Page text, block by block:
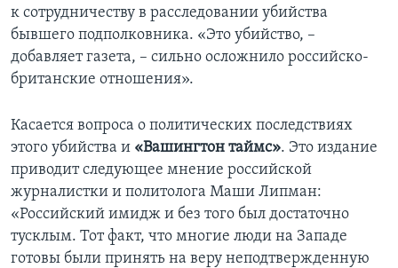
к сотрудничеству в расследовании убийства
бывшего подполковника. «Это убийство, –
добавляет газета, – сильно осложнило российско-
британские отношения».
Касается вопроса о политических последствиях
этого убийства и «Вашингтон таймс». Это издание
приводит следующее мнение российской
журналистки и политолога Маши Липман:
«Российский имидж и без того был достаточно
тусклым. Тот факт, что многие люди на Западе
готовы были принять на веру неподтвержденную